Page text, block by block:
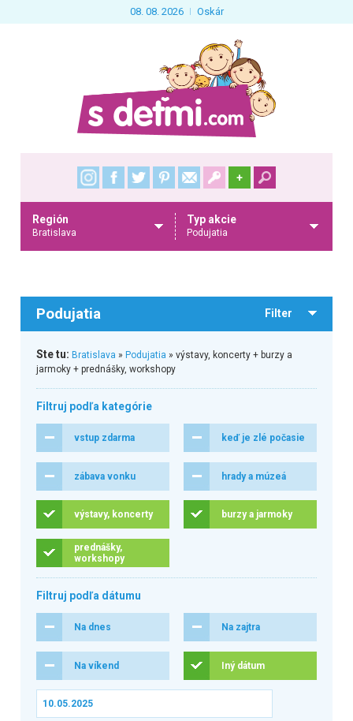
08. 08. 2026 Oskár
+
Región
Bratislava
Typ akcie
Podujatia
Podujatia Filter
Ste tu: Bratislava » Podujatia » výstavy, koncerty + burzy a
jarmoky + prednášky, workshopy
Filtruj podľa kategórie
vstup zdarma keď je zlé počasie
zábava vonku hrady a múzeá
výstavy, koncerty burzy a jarmoky
prednášky,
workshopy
Filtruj podľa dátumu
Na dnes Na zajtra
Na víkend Iný dátum